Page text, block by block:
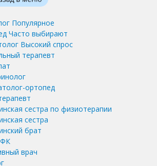
Популярное
Часто выбирают
Высокий спрос
терапевт
ортопед
сестра по физиотерапии
сестра
брат
врач